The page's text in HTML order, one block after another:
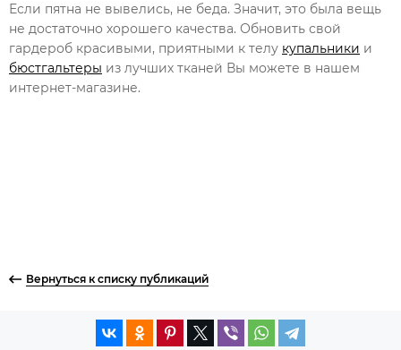
Если пятна не вывелись, не беда. Значит, это была вещь
не достаточно хорошего качества. Обновить свой
гардероб красивыми, приятными к телу купальники и
бюстгальтеры из лучших тканей Вы можете в нашем
интернет-магазине.
Вернуться к списку публикаций